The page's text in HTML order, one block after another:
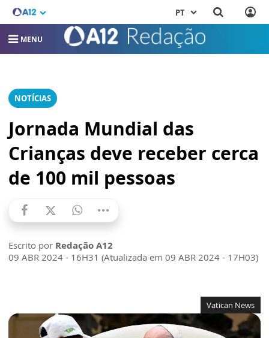
PT
MENU
NOTÍCIAS
Jornada Mundial das
Crianças deve receber cerca
de 100 mil pessoas
Escrito por Redação A12
09 ABR 2024 - 16H31 (Atualizada em 09 ABR 2024 - 17H03)
Vatican News